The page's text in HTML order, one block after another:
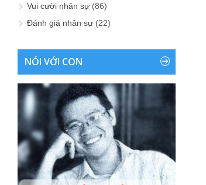
Vui cười nhân sự (86)
Đánh giá nhân sự (22)
NÓI VỚI CON